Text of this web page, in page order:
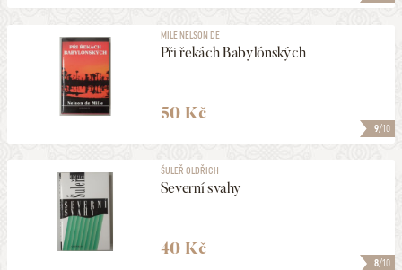
9/10
MILE NELSON DE
Při řekách Babylónských
50 Kč
8/10
ŠULEŘ OLDŘICH
Severní svahy
40 Kč